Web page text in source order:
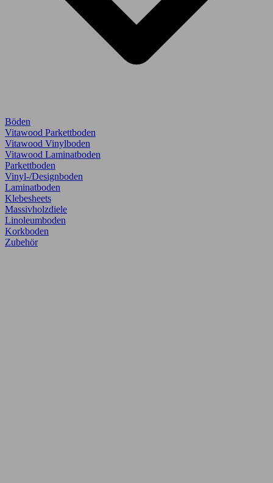
Böden
Vitawood Parkettboden
Vitawood Vinylboden
Vitawood Laminatboden
Parkettboden
Vinyl-/Designboden
Laminatboden
Klebesheets
Massivholzdiele
Linoleumboden
Korkboden
Zubehör